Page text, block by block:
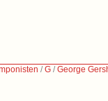
/G /George